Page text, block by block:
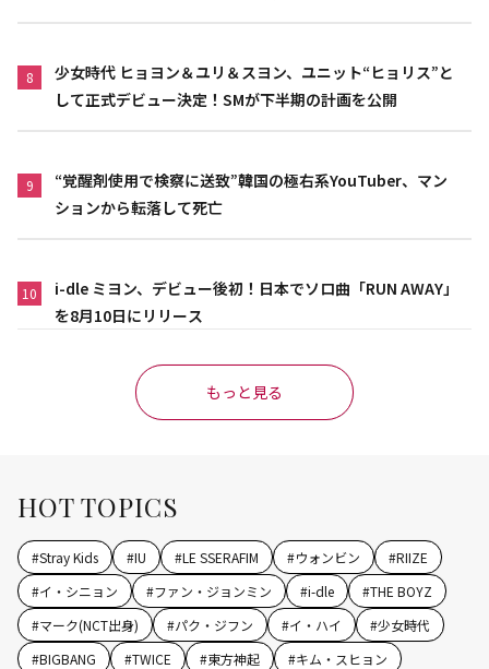
8
少女時代 ヒョヨン＆ユリ＆スヨン、ユニット“ヒョリス”と
して正式デビュー決定！SMが下半期の計画を公開
9
“覚醒剤使用で検察に送致”韓国の極右系YouTuber、マン
ションから転落して死亡
10
i-dle ミヨン、デビュー後初！日本でソロ曲「RUN AWAY」
を8月10日にリリース
もっと見る
HOT TOPICS
#Stray Kids #IU #LE SSERAFIM #ウォンビン #RIIZE
#イ・シニョン #ファン・ジョンミン #i-dle #THE BOYZ
#マーク(NCT出身) #パク・ジフン #イ・ハイ #少女時代
#BIGBANG #TWICE #東方神起 #キム・スヒョン